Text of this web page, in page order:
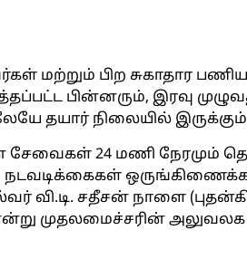
மற்றும் பிற சுகாதார
பின்னரும், இரவு
தயார் நிலையில்
சேவைகள் 24 மணி நேரமும்
நடவடிக்கைகள்
வி.டி. சதீசன் நாளை
முதலமைச்சரின்